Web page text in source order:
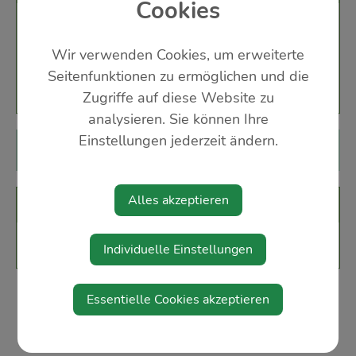
3355 Ertl
Diese Veranstaltung ist für Kinder geeignet.
d`Urltaler Sängerrunde
Cookies
Wir verwenden Cookies, um erweiterte
Seitenfunktionen zu ermöglichen und die
Zugriffe auf diese Website zu
analysieren. Sie können Ihre
Einstellungen jederzeit ändern.
Alles akzeptieren
Individuelle Einstellungen
Essentielle Cookies akzeptieren